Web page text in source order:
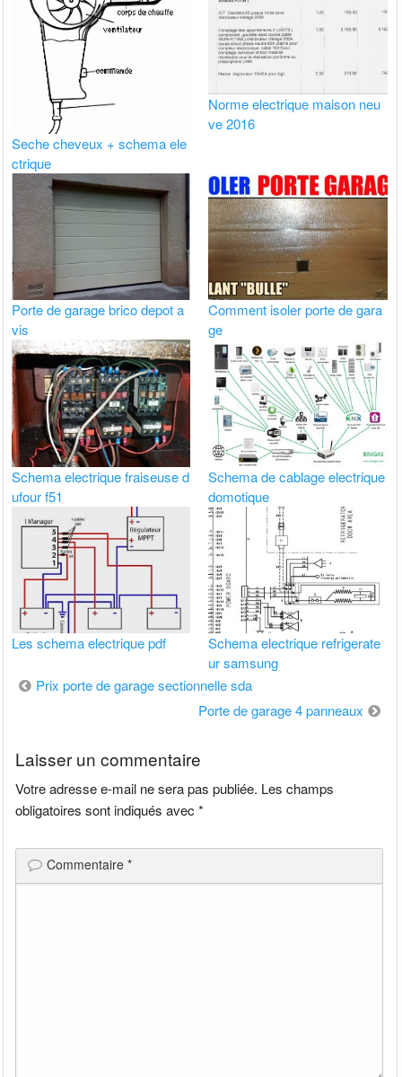
Seche cheveux + schema ele
ctrique
Norme electrique maison neu
ve 2016
Porte de garage brico depot a
vis
Comment isoler porte de gara
ge
Schema electrique fraiseuse d
ufour f51
Schema de cablage electrique
domotique
Les schema electrique pdf
Schema electrique refrigerate
ur samsung
Navigation
Prix porte de garage sectionnelle sda
Porte de garage 4 panneaux
Laisser un commentaire
Votre adresse e-mail ne sera pas publiée. Les champs
obligatoires sont indiqués avec*
Commentaire*